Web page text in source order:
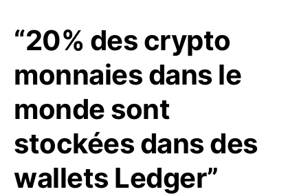
“20% des crypto
monnaies dans le
monde sont
stockées dans des
wallets Ledger”